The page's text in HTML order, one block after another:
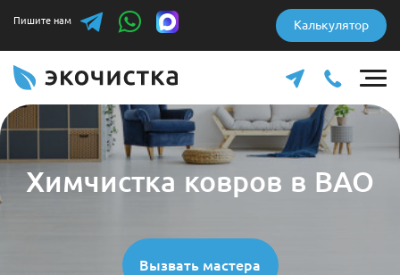
Пишите нам Калькулятор
Химчистка ковров в ВАО
Вызвать мастера